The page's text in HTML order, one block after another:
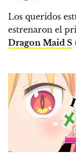
Los queridos
estrenaron el
Dragon Maid S